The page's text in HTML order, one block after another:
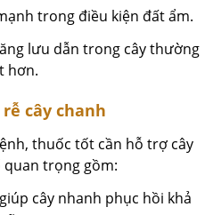
trong điều kiện đất ẩm.
lưu dẫn trong cây thường
hơn.
cây chanh
thuốc tốt cần hỗ trợ cây
trọng gồm:
cây nhanh phục hồi khả